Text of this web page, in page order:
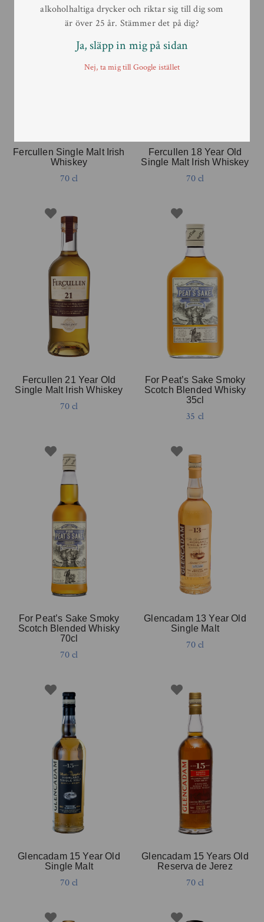
Fercullen Single Malt Irish
Whiskey
70 cl
Fercullen 18 Year Old
Single Malt Irish Whiskey
70 cl
Fercullen 21 Year Old
Single Malt Irish Whiskey
70 cl
For Peat’s Sake Smoky
Scotch Blended Whisky
35cl
35 cl
For Peat’s Sake Smoky
Scotch Blended Whisky
70cl
70 cl
Glencadam 13 Year Old
Single Malt
70 cl
Glencadam 15 Year Old
Single Malt
70 cl
Glencadam 15 Years Old
Reserva de Jerez
70 cl
alkoholhaltiga drycker och riktar sig till dig som
är över 25 år. Stämmer det på dig?
Ja, släpp in mig på sidan
Nej, ta mig till Google istället